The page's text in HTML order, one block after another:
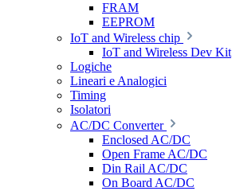
FRAM
EEPROM
IoT and Wireless chip
IoT and Wireless Dev Kit
Logiche
Lineari e Analogici
Timing
Isolatori
AC/DC Converter
Enclosed AC/DC
Open Frame AC/DC
Din Rail AC/DC
On Board AC/DC